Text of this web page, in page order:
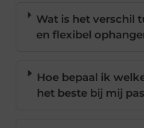
Wat is het verschil
en flexibel
Hoe bepaal ik
het beste bij mij